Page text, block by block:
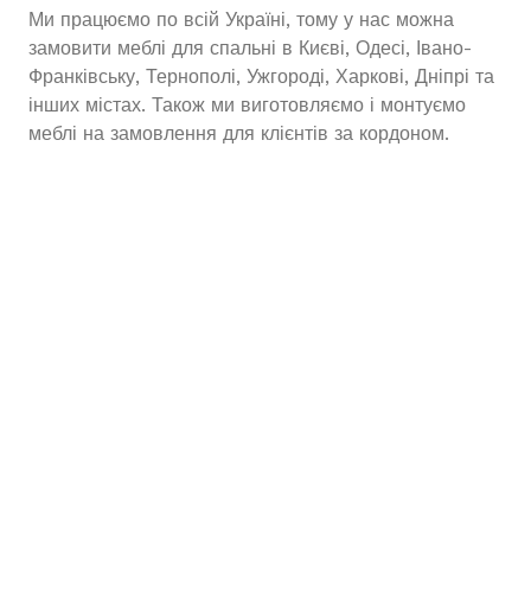
Ми працюємо по всій Україні, тому у нас можна
замовити меблі для спальні в Києві, Одесі, Івано-
Франківську, Тернополі, Ужгороді, Харкові, Дніпрі та
інших містах. Також ми виготовляємо і монтуємо
меблі на замовлення для клієнтів за кордоном.